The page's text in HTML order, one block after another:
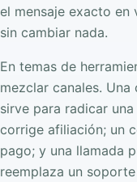
el mensaje exacto en
sin cambiar nada.
En temas de
mezclar canales.
sirve para radicar
corrige afiliación; un
pago; y una llamada
reemplaza un